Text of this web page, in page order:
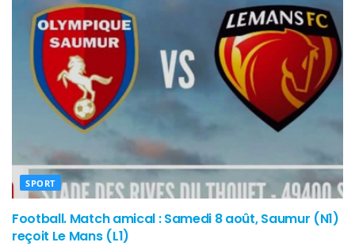
SPORT
Football. Match amical : Samedi 8 août, Saumur (N1)
reçoit Le Mans (L1)